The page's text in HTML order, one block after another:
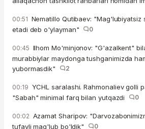
00:51 Nematillo Qutibaev: "Mag'lubiyatsiz
etadi deb o'ylayman"
0
00:45 Ilhom Mo'minjonov: "G'azalkent"
murabbiylar maydonga tushganimizda
yubormasdik"
2
00:19 YCHL saralashi. Rahmonaliev golli
"Sabah" minimal farq bilan yutqazdi
0
00:02 Azamat Sharipov:
tufayli mag'lub bo'ldik"
0